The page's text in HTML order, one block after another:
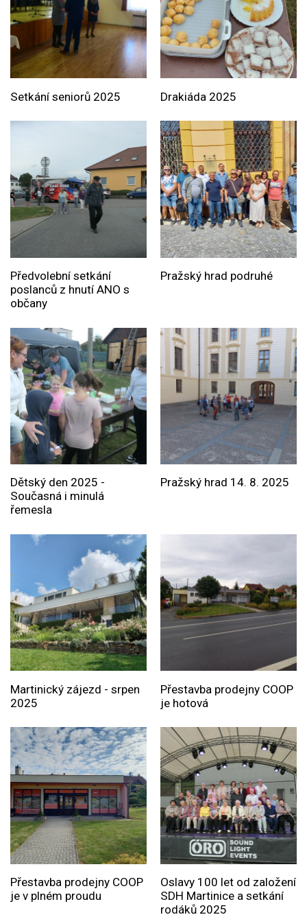
Setkání seniorů 2025 Drakiáda 2025
Předvolební setkání
poslanců z hnutí ANO s
občany
Pražský hrad podruhé
Dětský den 2025 -
Současná i minulá
řemesla
Pražský hrad 14. 8. 2025
Martinický zájezd - srpen
2025
Přestavba prodejny COOP
je hotová
Přestavba prodejny COOP
je v plném proudu
Oslavy 100 let od založení
SDH Martinice a setkání
rodáků 2025